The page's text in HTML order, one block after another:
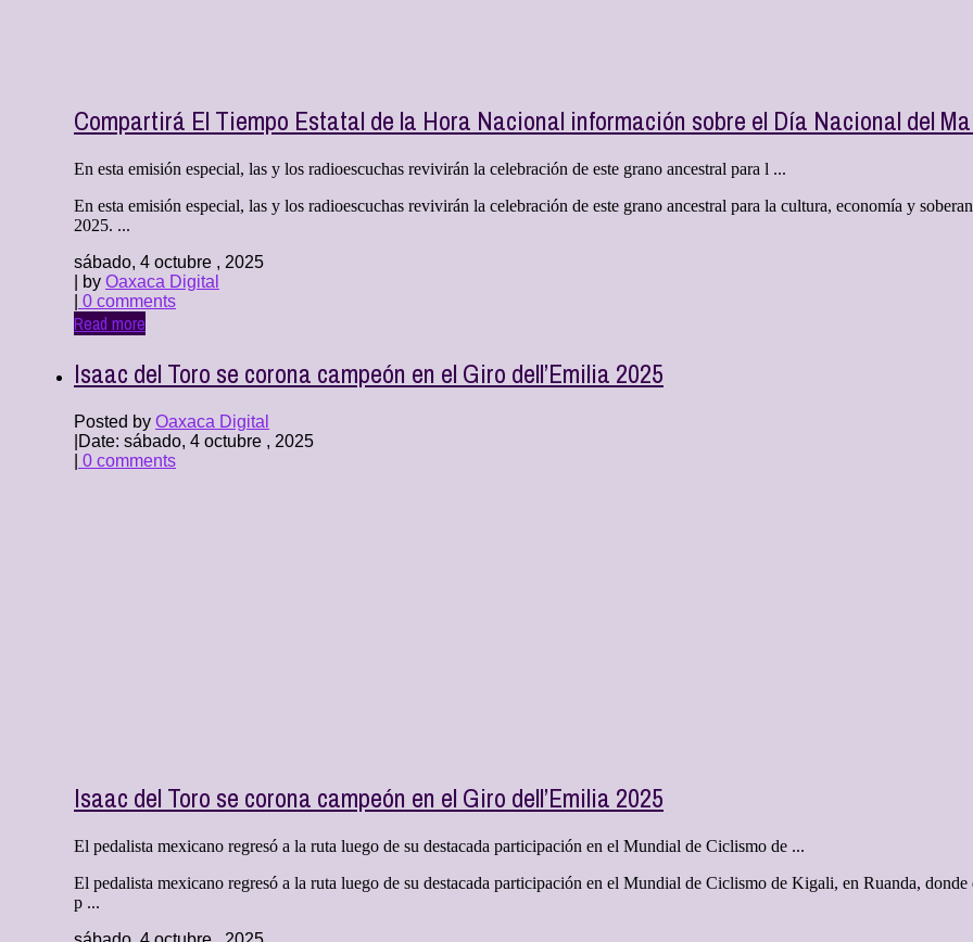
Compartirá El Tiempo Estatal de la Hora Nacional información sobre el Día Nacional del
En esta emisión especial, las y los radioescuchas revivirán la celebración de este grano ancestral para l ...
En esta emisión especial, las y los radioescuchas revivirán la celebración de este grano ancestral para la cultura, economía y
2025. ...
sábado, 4 octubre , 2025
| by Oaxaca Digital
0 comments
Read more
Isaac del Toro se corona campeón en el Giro dell’Emilia 2025
Posted by Oaxaca Digital
Date: sábado, 4 octubre , 2025
0 comments
Isaac del Toro se corona campeón en el Giro dell’Emilia 2025
El pedalista mexicano regresó a la ruta luego de su destacada participación en el Mundial de Ciclismo de ...
El pedalista mexicano regresó a la ruta luego de su destacada participación en el Mundial de Ciclismo de Kigali, en Ruanda,
p ...